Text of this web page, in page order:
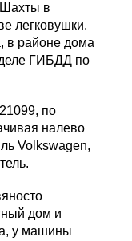
Шахты в
легковушки.
в районе дома
ГИБДД по
по
налево
Volkswagen,
дом и
у машины